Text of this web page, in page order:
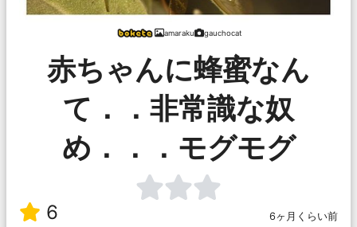
amaraku gauchocat
赤ちゃんに蜂蜜なん
て．．非常識な奴
め．．．モグモグ
6 6ヶ月くらい前